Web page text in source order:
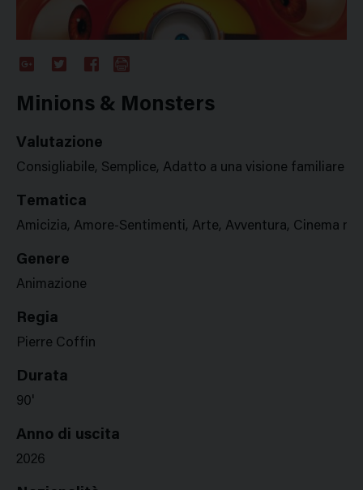
Plus
Minions & Monsters
Valutazione
Consigliabile, Semplice, Adatto a una visione familiare
Tematica
Amicizia, Amore-Sentimenti, Arte, Avventura, Cinema
Genere
Animazione
Regia
Pierre Coffin
Durata
90'
Anno di uscita
2026